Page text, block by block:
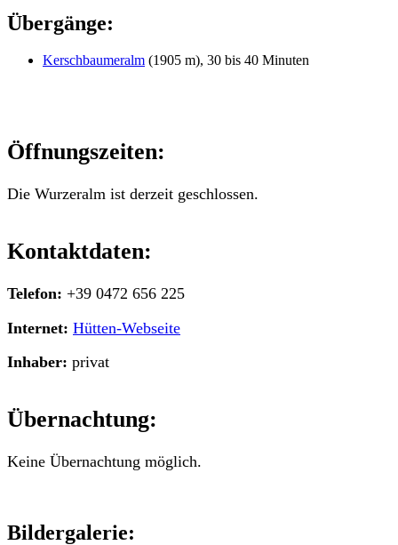
Übergänge:
Kerschbaumeralm (1905 m), 30 bis 40 Minuten
Öffnungszeiten:
Die Wurzeralm ist derzeit geschlossen.
Kontaktdaten:
Telefon: +39 0472 656 225
Internet: Hütten-Webseite
Inhaber: privat
Übernachtung:
Keine Übernachtung möglich.
Bildergalerie: